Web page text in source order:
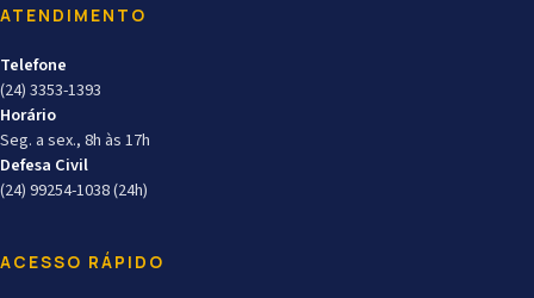
ATENDIMENTO
Telefone
(24) 3353-1393
Horário
Seg. a sex., 8h às 17h
Defesa Civil
(24) 99254-1038 (24h)
ACESSO RÁPIDO